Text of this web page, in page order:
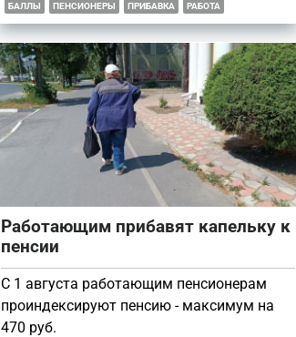
БАЛЛЫ ПЕНСИОНЕРЫ ПРИБАВКА РАБОТА
Работающим прибавят капельку к
пенсии
С 1 августа работающим пенсионерам
проиндексируют пенсию - максимум на
470 руб.